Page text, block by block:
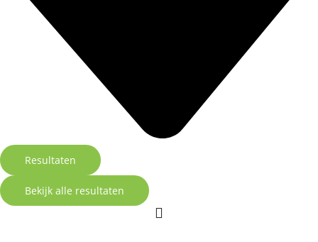
Resultaten
Bekijk alle resultaten